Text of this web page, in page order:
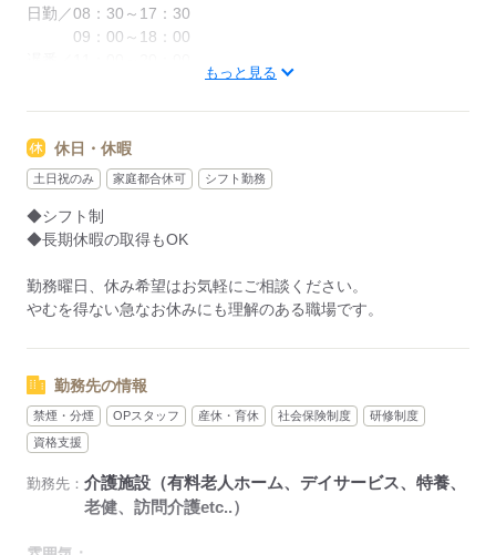
日勤／08：30～17：30
09：00～18：00
「日勤のみ」「土・日休み」
「お休みが取りやすい職場」など
ご希望はキャリアの担当者が
ご自身で交渉する必要はございませんので
ご安心ください。
もっと見る
休日・休暇
土日祝のみ 家庭都合休可 シフト勤務
◆シフト制
◆長期休暇の取得もOK
勤務曜日、休み希望はお気軽にご相談ください。
やむを得ない急なお休みにも理解のある職場です。
勤務先の情報
禁煙・分煙 OPスタッフ 産休・育休 社会保険制度
研修制度
資格支援
勤務先： 介護施設（有料老人ホーム、デイサービス、特養、
老健、訪問介護etc..）